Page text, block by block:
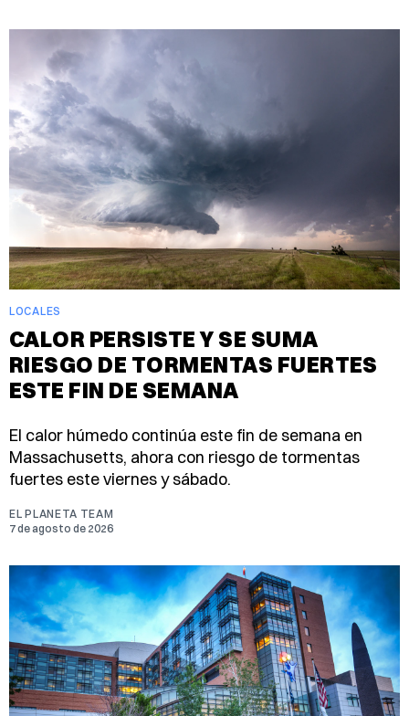
LOCALES
CALOR PERSISTE Y SE SUMA
RIESGO DE TORMENTAS FUERTES
ESTE FIN DE SEMANA
El calor húmedo continúa este fin de semana en
Massachusetts, ahora con riesgo de tormentas
fuertes este viernes y sábado.
EL PLANETA TEAM
7 de agosto de 2026